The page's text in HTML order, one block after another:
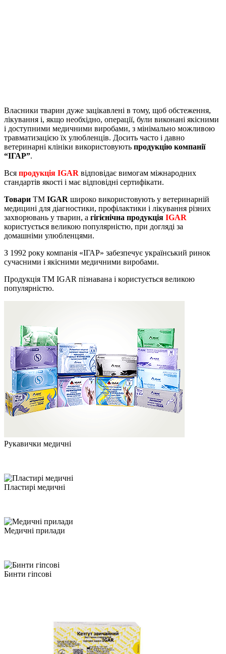
Власники тварин дуже зацікавлені в тому, щоб обстеження,
лікування і, якщо необхідно, операції, були виконані якісними
і доступними медичними виробами, з мінімально можливою
травматизацією їх улюбленців. Досить часто і давно
ветеринарні клініки використовують продукцію компанії
“ІГАР”.
Вся продукція IGAR відповідає вимогам міжнародних
стандартів якості і має відповідні сертифікати.
Товари ТМ IGAR широко використовують у ветеринарній
медицині для діагностики, профілактики і лікування різних
захворювань у тварин, а гігієнічна продукція IGAR
користується великою популярністю, при догляді за
домашніми улюбленцями.
З 1992 року компанія «ІГАР» забезпечує український ринок
сучасними і якісними медичними виробами.
Продукція ТМ IGAR пізнавана і користується великою
популярністю.
Рукавички медичні
Пластирі медичні
Медичні прилади
Бинти гіпсові